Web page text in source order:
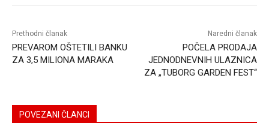
Prethodni članak
PREVAROM OŠTETILI BANKU
ZA 3,5 MILIONA MARAKA
Naredni članak
POČELA PRODAJA
JEDNODNEVNIH ULAZNICA
ZA „TUBORG GARDEN FEST“
POVEZANI ČLANCI